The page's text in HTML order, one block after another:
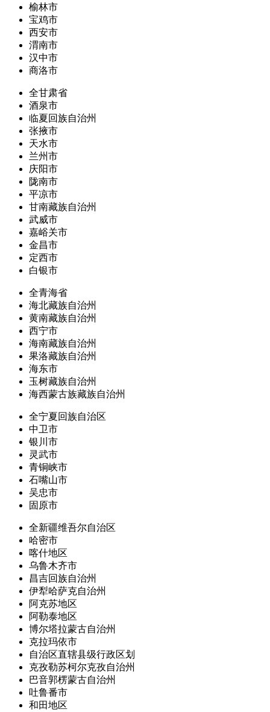
榆林市
宝鸡市
西安市
渭南市
汉中市
商洛市
全甘肃省
酒泉市
临夏回族自治州
张掖市
天水市
兰州市
庆阳市
陇南市
平凉市
甘南藏族自治州
武威市
嘉峪关市
金昌市
定西市
白银市
全青海省
海北藏族自治州
黄南藏族自治州
西宁市
海南藏族自治州
果洛藏族自治州
海东市
玉树藏族自治州
海西蒙古族藏族自治州
全宁夏回族自治区
中卫市
银川市
灵武市
青铜峡市
石嘴山市
吴忠市
固原市
全新疆维吾尔自治区
哈密市
喀什地区
乌鲁木齐市
昌吉回族自治州
伊犁哈萨克自治州
阿克苏地区
阿勒泰地区
博尔塔拉蒙古自治州
克拉玛依市
自治区直辖县级行政区划
克孜勒苏柯尔克孜自治州
巴音郭楞蒙古自治州
吐鲁番市
和田地区